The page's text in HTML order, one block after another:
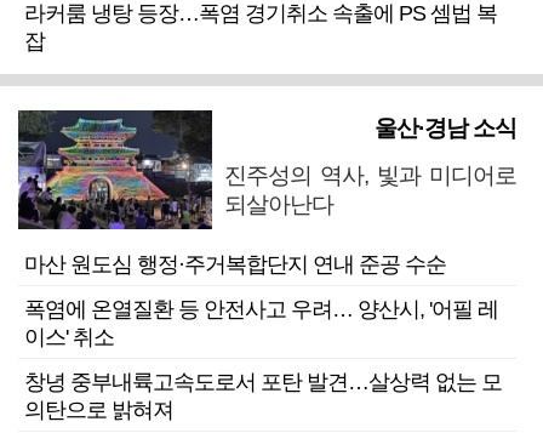
라커룸 냉탕 등장…폭염 경기취소 속출에 PS 셈법 복
잡
울산·경남 소식
진주성의 역사, 빛과 미디어로
되살아난다
마산 원도심 행정·주거복합단지 연내 준공 수순
폭염에 온열질환 등 안전사고 우려… 양산시, '어필 레
이스' 취소
창녕 중부내륙고속도로서 포탄 발견…살상력 없는 모
의탄으로 밝혀져